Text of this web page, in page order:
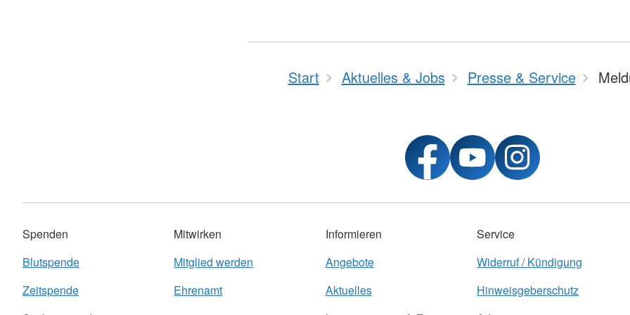
Start Aktuelles & Jobs Presse & Service
Spenden
Blutspende
Zeitspende
Mitwirken
Mitglied werden
Ehrenamt
Informieren
Angebote
Aktuelles
Service
Widerruf / Kündigung
Hinweisgeberschutz